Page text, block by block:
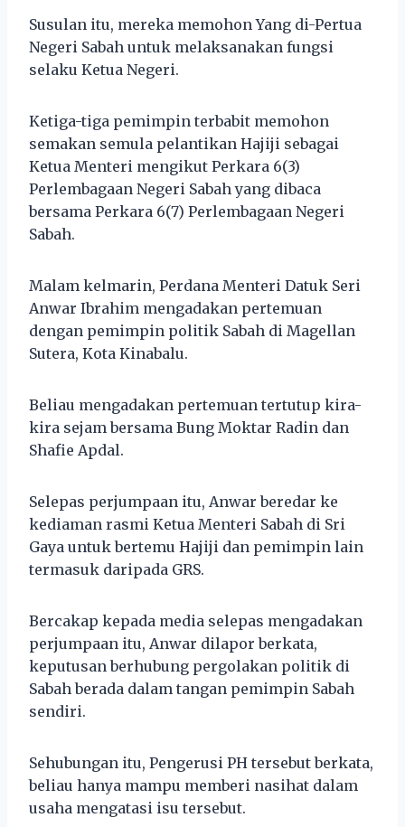
Susulan itu, mereka memohon Yang di-Pertua
Negeri Sabah untuk melaksanakan fungsi
selaku Ketua Negeri.
Ketiga-tiga pemimpin terbabit memohon
semakan semula pelantikan Hajiji sebagai
Ketua Menteri mengikut Perkara 6(3)
Perlembagaan Negeri Sabah yang dibaca
bersama Perkara 6(7) Perlembagaan Negeri
Sabah.
Malam kelmarin, Perdana Menteri Datuk Seri
Anwar Ibrahim mengadakan pertemuan
dengan pemimpin politik Sabah di Magellan
Sutera, Kota Kinabalu.
Beliau mengadakan pertemuan tertutup kira-
kira sejam bersama Bung Moktar Radin dan
Shafie Apdal.
Selepas perjumpaan itu, Anwar beredar ke
kediaman rasmi Ketua Menteri Sabah di Sri
Gaya untuk bertemu Hajiji dan pemimpin lain
termasuk daripada GRS.
Bercakap kepada media selepas mengadakan
perjumpaan itu, Anwar dilapor berkata,
keputusan berhubung pergolakan politik di
Sabah berada dalam tangan pemimpin Sabah
sendiri.
Sehubungan itu, Pengerusi PH tersebut berkata,
beliau hanya mampu memberi nasihat dalam
usaha mengatasi isu tersebut.